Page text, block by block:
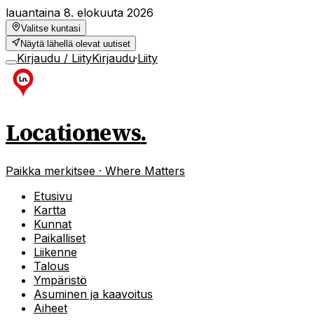
lauantaina 8. elokuuta 2026
Valitse kuntasi
Näytä lähellä olevat uutiset
Kirjaudu / LiityKirjaudu·Liity
Locationews.
Paikka merkitsee · Where Matters
Etusivu
Kartta
Kunnat
Paikalliset
Liikenne
Talous
Ympäristö
Asuminen ja kaavoitus
Aiheet